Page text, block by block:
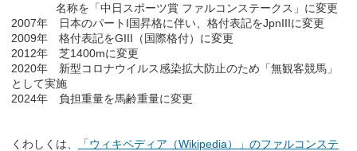
名称を「中日スポーツ賞 ファルコンステークス」に変更
2007年 日本のパートI国昇格に伴い、格付表記をJpnIIIに変更
2009年 格付表記をGIII（国際格付）に変更
2012年 芝1400mに変更
2020年 新型コロナウイルス感染拡大防止のため「無観客競馬」
として実施
2024年 負担重量を馬齢重量に変更
くわしくは、
「ウィキペディア（Wikipedia）」のファルコンステ